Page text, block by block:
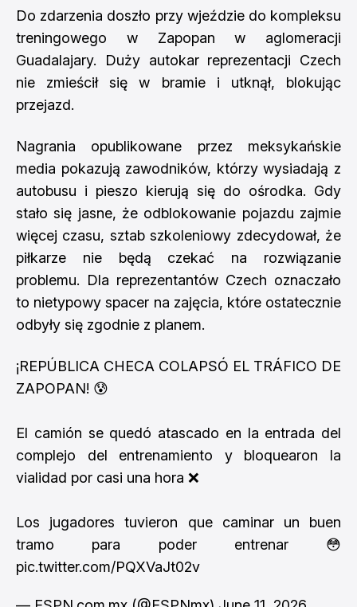
Do zdarzenia doszło przy wjeździe do kompleksu
treningowego w Zapopan w aglomeracji
Guadalajary. Duży autokar reprezentacji Czech
nie zmieścił się w bramie i utknął, blokując
przejazd.
Nagrania opublikowane przez meksykańskie
media pokazują zawodników, którzy wysiadają z
autobusu i pieszo kierują się do ośrodka. Gdy
stało się jasne, że odblokowanie pojazdu zajmie
więcej czasu, sztab szkoleniowy zdecydował, że
piłkarze nie będą czekać na rozwiązanie
problemu. Dla reprezentantów Czech oznaczało
to nietypowy spacer na zajęcia, które ostatecznie
odbyły się zgodnie z planem.
¡REPÚBLICA CHECA COLAPSÓ EL TRÁFICO DE
ZAPOPAN! 😰
El camión se quedó atascado en la entrada del
complejo del entrenamiento y bloquearon la
vialidad por casi una hora ❌
Los jugadores tuvieron que caminar un buen
tramo para poder entrenar 😳
pic.twitter.com/PQXVaJt02v